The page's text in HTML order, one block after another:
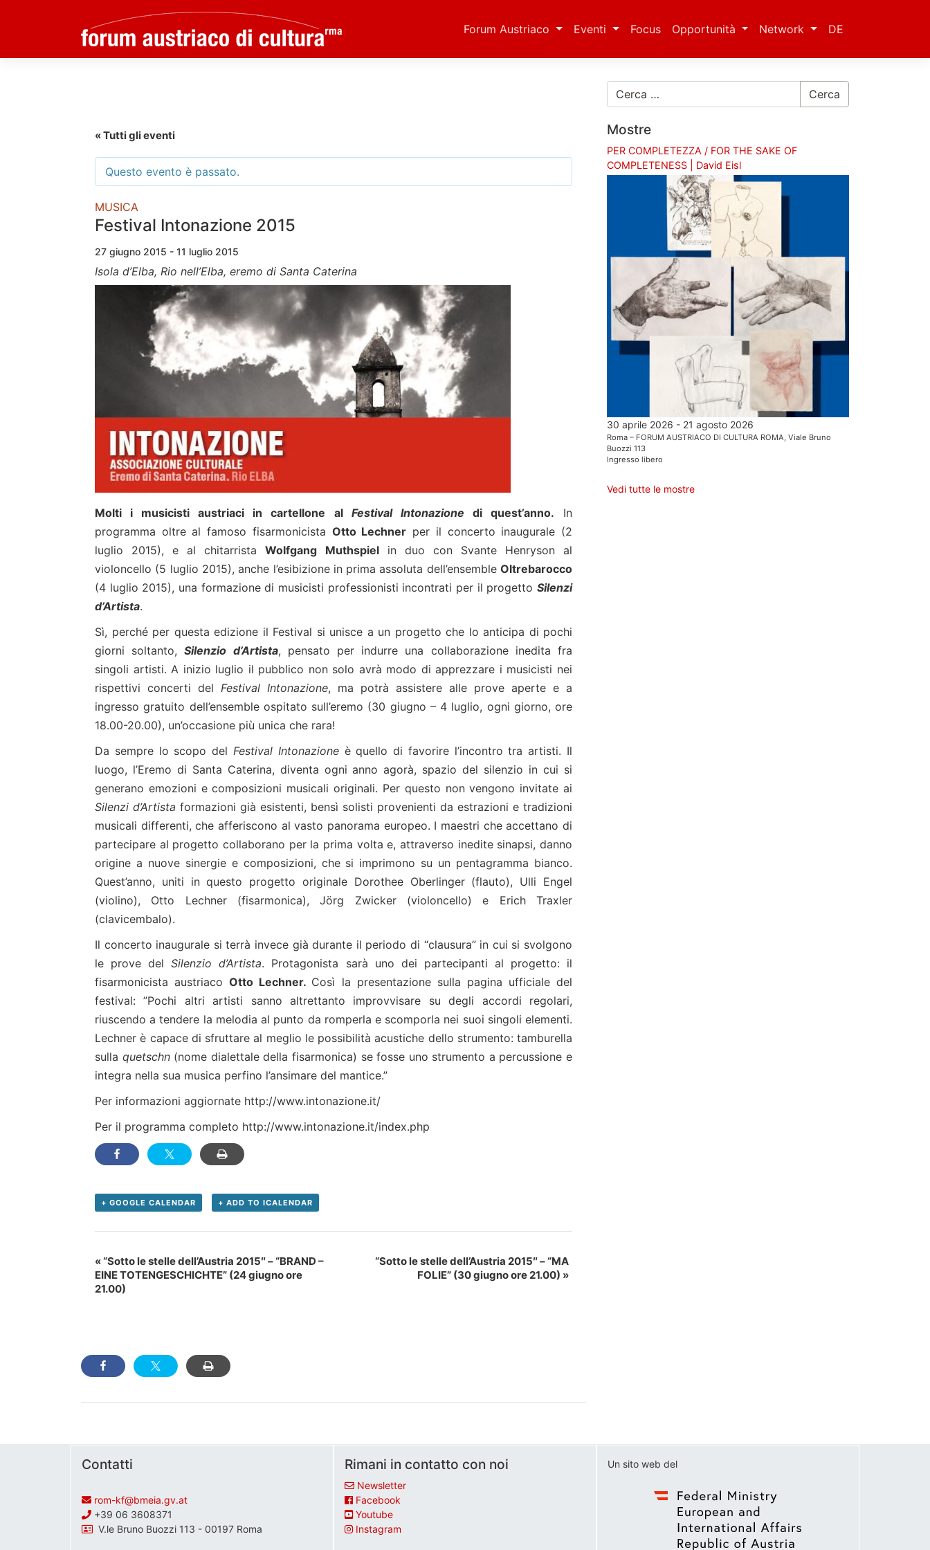
Forum Austriaco Eventi Focus Opportunità Network DE
« Tutti gli eventi
Questo evento è passato.
MUSICA
Festival Intonazione 2015
27 giugno 2015 - 11 luglio 2015
Isola d’Elba, Rio nell’Elba, eremo di Santa Caterina
Molti i musicisti austriaci in cartellone al Festival Intonazione di quest’anno. In
programma oltre al famoso fisarmonicista Otto Lechner per il concerto inaugurale (2
luglio 2015), e al chitarristaWolfgang Muthspielin duo con Svante Henryson al
violoncello (5 luglio 2015), anche l’esibizione in prima assoluta dell’ensemble Oltrebarocco
(4 luglio 2015), una formazione di musicisti professionisti incontrati per il progetto Silenzi
d’Artista.
Sì, perché per questa edizione il Festival si unisce a un progetto che lo anticipa di pochi
giorni soltanto,Silenzio d’Artista, pensato per indurre una collaborazione inedita fra
singoli artisti. A inizio luglio il pubblico non solo avrà modo di apprezzare i musicisti nei
rispettivi concerti del Festival Intonazione, ma potrà assistere alle prove aperte e a
ingresso gratuito dell’ensemble ospitato sull’eremo (30 giugno – 4 luglio, ogni giorno, ore
18.00-20.00), un’occasione più unica che rara!
Da sempre lo scopo del Festival Intonazioneè quello di favorire l’incontro tra artisti. Il
luogo, l’Eremo di Santa Caterina, diventa ogni anno agorà, spazio del silenzio in cui si
generano emozioni e composizioni musicali originali. Per questo non vengono invitate ai
Silenzi d’Artista formazioni già esistenti, bensì solisti provenienti da estrazioni e tradizioni
musicali differenti, che afferiscono al vasto panorama europeo. I maestri che accettano di
partecipare al progetto collaborano per la prima volta e, attraverso inedite sinapsi, danno
origine a nuove sinergie e composizioni, che si imprimono su un pentagramma bianco.
Quest’anno, uniti in questo progetto originale Dorothee Oberlinger (flauto), Ulli Engel
(violino), Otto Lechner (fisarmonica), Jörg Zwicker (violoncello) e Erich Traxler
(clavicembalo).
Il concerto inaugurale si terrà invece già durante il periodo di “clausura” in cui si svolgono
le prove delSilenzio d’Artista. Protagonista sarà uno dei partecipanti al progetto: il
fisarmonicista austriacoOtto Lechner. Così la presentazione sulla pagina ufficiale del
festival: ”Pochi altri artisti sanno altrettanto improvvisare su degli accordi regolari,
riuscendo a tendere la melodia al punto da romperla e scomporla nei suoi singoli elementi.
Lechner è capace di sfruttare al meglio le possibilità acustiche dello strumento: tamburella
sulla quetschn(nome dialettale della fisarmonica) se fosse uno strumento a percussione e
integra nella sua musica perfino l’ansimare del mantice.”
Per informazioni aggiornate http://www.intonazione.it/
Per il programma completo http://www.intonazione.it/index.php
+ GOOGLE CALENDAR + ADD TO ICALENDAR
Evento
Navigation
«“Sotto le stelle dell’Austria 2015″ – “BRAND –
EINE TOTENGESCHICHTE” (24 giugno ore
21.00)
“Sotto le stelle dell’Austria 2015″ – “MA
FOLIE” (30 giugno ore 21.00) »
Cerca
Mostre
PER COMPLETEZZA / FOR THE SAKE OF
COMPLETENESS | David Eisl
30 aprile 2026 - 21 agosto 2026
Roma – FORUM AUSTRIACO DI CULTURA ROMA, Viale Bruno
Buozzi 113
Ingresso libero
Vedi tutte le mostre
Contatti
rom-kf@bmeia.gv.at
+39 06 3608371
V.le Bruno Buozzi 113 - 00197 Roma
Rimani in contatto con noi
Newsletter
Facebook
Youtube
Instagram
Un sito web del